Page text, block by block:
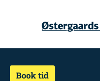
Book tid